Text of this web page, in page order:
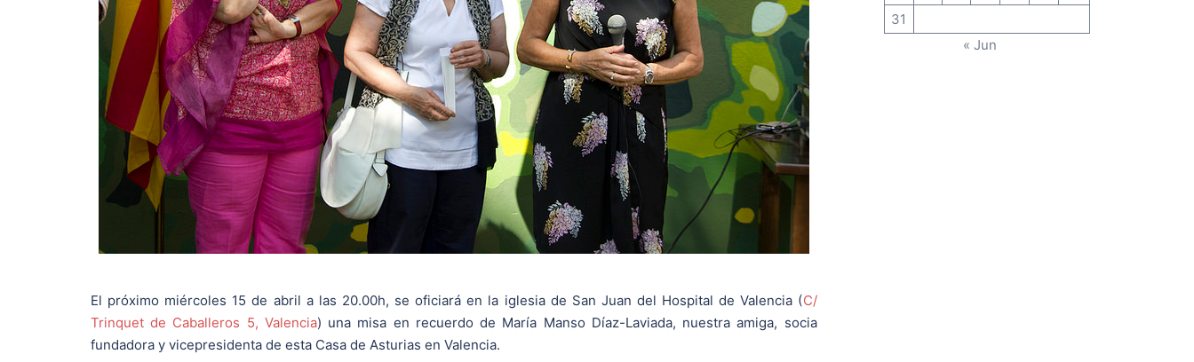
El próximo miércoles 15 de abril a las 20.00h, se oficiará en la iglesia de San Juan del Hospital de Valencia (C/
Trinquet de Caballeros 5, Valencia) una misa en recuerdo de María Manso Díaz-Laviada, nuestra amiga, socia
fundadora y vicepresidenta de esta Casa de Asturias en Valencia.
31
« Jun